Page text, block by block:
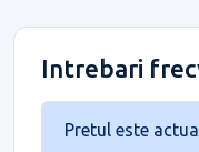
Intrebari
Pretul este